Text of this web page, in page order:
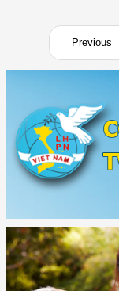
Previous